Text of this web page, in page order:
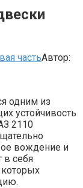
частьАвтор:
одним из
устойчивость
2110
вождение и
в себя